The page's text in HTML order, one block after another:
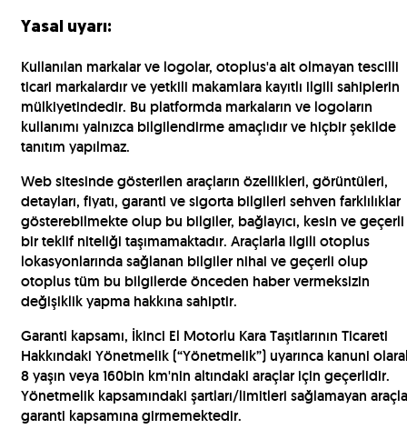
Yasal uyarı:
Kullanılan markalar ve logolar, otoplus'a ait olmayan tescilli
ticari markalardır ve yetkili makamlara kayıtlı ilgili sahiplerin
mülkiyetindedir. Bu platformda markaların ve logoların
kullanımı yalnızca bilgilendirme amaçlıdır ve hiçbir şekilde
tanıtım yapılmaz.
Web sitesinde gösterilen araçların özellikleri, görüntüleri,
detayları, fiyatı, garanti ve sigorta bilgileri sehven farklılıklar
gösterebilmekte olup bu bilgiler, bağlayıcı, kesin ve geçerli
bir teklif niteliği taşımamaktadır. Araçlarla ilgili otoplus
lokasyonlarında sağlanan bilgiler nihai ve geçerli olup
otoplus tüm bu bilgilerde önceden haber vermeksizin
değişiklik yapma hakkına sahiptir.
Garanti kapsamı, İkinci El Motorlu Kara Taşıtlarının Ticareti
Hakkındaki Yönetmelik (“Yönetmelik”) uyarınca kanuni
8 yaşın veya 160bin km'nin altındaki araçlar için geçerlidir.
Yönetmelik kapsamındaki şartları/limitleri sağlamayan
garanti kapsamına girmemektedir.